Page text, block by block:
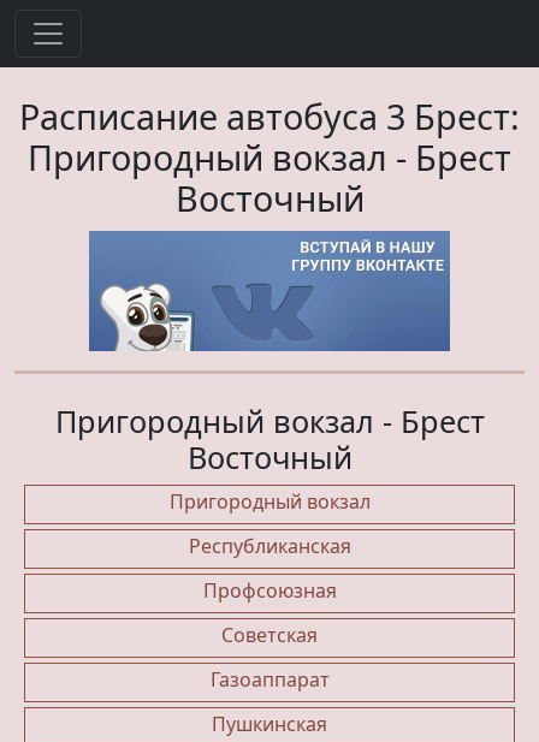
Расписание автобуса 3 Брест:
Пригородный вокзал - Брест
Восточный
Пригородный вокзал - Брест
Восточный
Пригородный вокзал
Республиканская
Профсоюзная
Советская
Газоаппарат
Пушкинская